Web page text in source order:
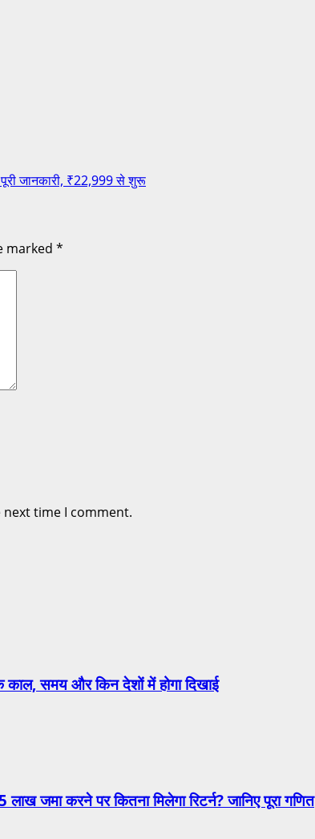
जानकारी, ₹22,999 से शुरू
marked *
time I comment.
समय और किन देशों में होगा दिखाई
जमा करने पर कितना मिलेगा रिटर्न? जानिए पूरा गणित